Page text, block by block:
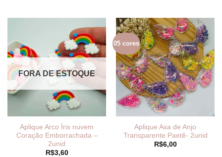
FORA DE ESTOQUE
Aplique Arco Íris nuvem
Coração Emborrachada –
2unid
R$3,60
05 cores
Aplique Asa de Anjo
Transparente Paetê- 2unid
R$6,00